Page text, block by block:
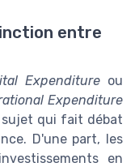
entre
Expenditureou
Expenditure
sujet qui fait débat
D'une part, les
en